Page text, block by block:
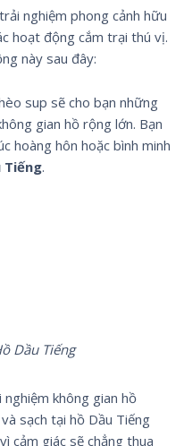
nghiệm phong cảnh hữu
hoạt động cắm trại thú vị.
này sau đây:
sup sẽ cho bạn những
gian hồ rộng lớn. Bạn
hoàng hôn hoặc bình minh
Tiếng.
Dầu Tiếng
không gian hồ
sạch tại hồ Dầu Tiếng
cảm giác sẽ chẳng thua